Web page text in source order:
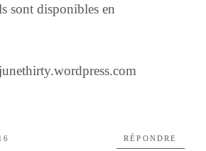
sont disponibles en
RÉPONDRE